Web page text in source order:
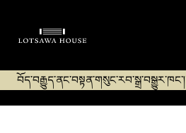
བོད་བརྒྱུད་ནང་བསྟན་གསུང་རབ་སྒྲ་བསྒྱུར་ཁང་།